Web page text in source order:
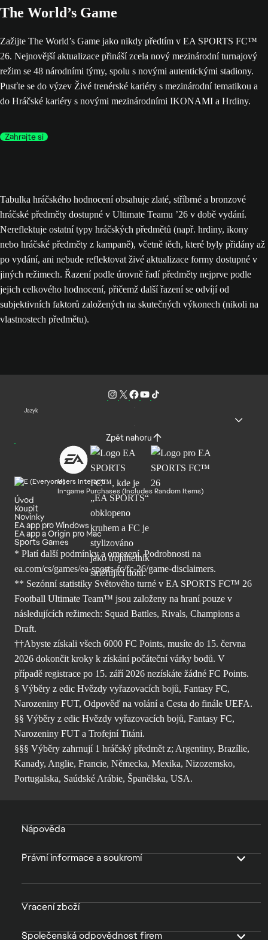
The World’s Game
Zažijte The World’s Game jako nikdy předtím v EA SPORTS FC™
26. Nejnovější aktualizace přináší zcela nový mezinárodní turnajový
režim se 48 národními týmy, spolu s novými autentickými stadiony.
Pusťte se do výzev Živé trenérské kariéry s mezinárodní tematikou a
do Hráčské kariéry s novými mezinárodními IKONAMI a Hrdiny.
Zahrajte si
Tabulka hráčského hodnocení obsahuje zlaté, stříbrné a bronzové
hráčské předměty dostupné v Ultimate Teamu ’26 v době vydání.
Nereflektuje ostatní typy hráčských předmětů (např. hrdiny, ikony
nebo hráčské předměty z kampaně), včetně těch, které byly přidány až
po vydání, ani nebude reflektovat živé aktualizace formy dostupné v
jiných režimech. Řazení podle úrovně řadí předměty nejprve podle
jejich celkového hodnocení, přičemž další řazení se odvíjí od
subjektivních faktorů založených na skutečných výkonech (nikoli na
vlastnostech předmětu).
Jazyk
Zpět nahoru
Users Interact
In-game Purchases (Includes Random Items)
Úvod
Koupit
Novinky
EA app pro Windows
EA app a Origin pro Mac
Sports Games
* Platí další podmínky a omezení. Podrobnosti na
ea.com/cs/games/ea-sports-fc/fc-26/game-disclaimers.
** Sezónní statistiky Světového turné v EA SPORTS FC™ 26
Football Ultimate Team™ jsou založeny na hraní pouze v
následujících režimech: Squad Battles, Rivals, Champions a
Draft.
††Abyste získali všech 6000 FC Points, musíte do 15. června
2026 dokončit kroky k získání počáteční várky bodů. V
případě registrace po 15. září 2026 nezískáte žádné FC Points.
§ Výběry z edic Hvězdy vyřazovacích bojů, Fantasy FC,
Narozeniny FUT, Odpověď na volání a Cesta do finále UEFA.
§§ Výběry z edic Hvězdy vyřazovacích bojů, Fantasy FC,
Narozeniny FUT a Trofejní Titáni.
§§§ Výběry zahrnují 1 hráčský předmět z; Argentiny, Brazílie,
Kanady, Anglie, Francie, Německa, Mexika, Nizozemsko,
Portugalska, Saúdské Arábie, Španělska, USA.
Nápověda
Právní informace a soukromí
Vracení zboží
Společenská odpovědnost firem